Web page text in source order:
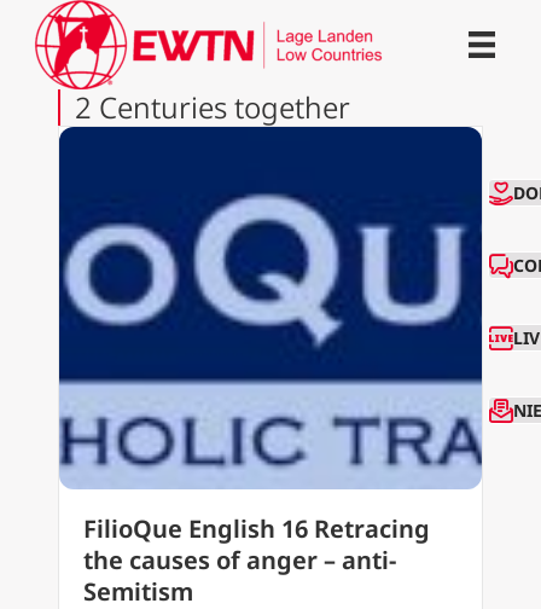
2 Centuries together
FilioQue English 16 Retracing
the causes of anger – anti-
Semitism